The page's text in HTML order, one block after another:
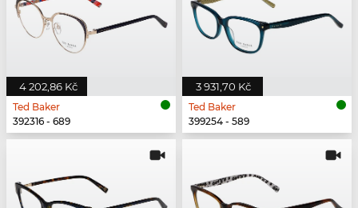
4 202,86 Kč
Ted Baker
392316 - 689
3 931,70 Kč
Ted Baker
399254 - 589